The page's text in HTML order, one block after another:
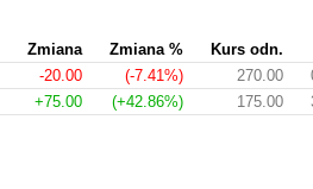
Zmiana Zmiana %
Kurs odn.
-20.00 (-7.41%) 270.00
+75.00 (+42.86%) 175.00